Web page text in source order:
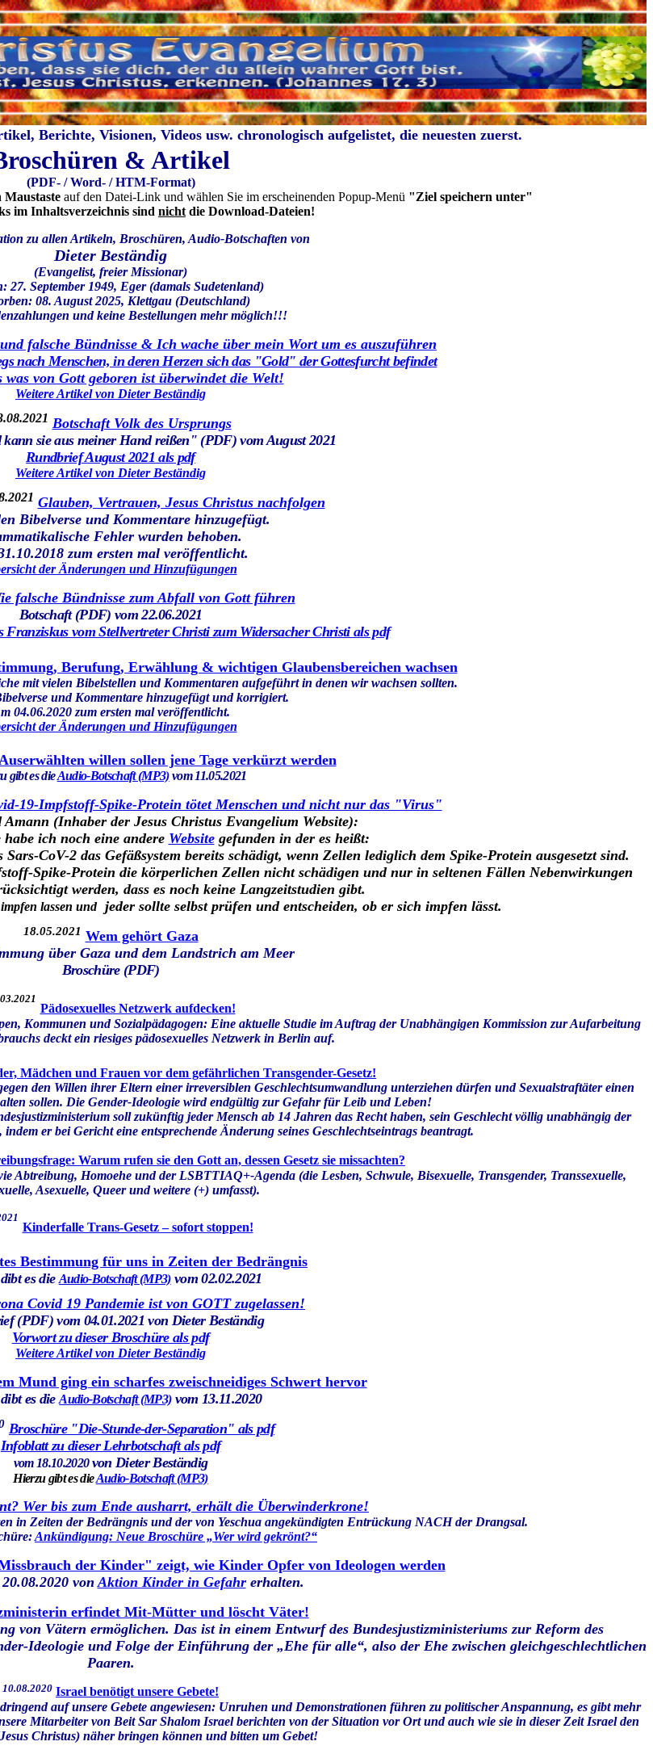
Berichte, Visionen, Videos usw. chronologisch aufgelistet, die neuesten zuerst.
& Artikel
(PDF- / Word- / HTM-Format)
Maustasteauf den Datei-Link und wählen Sie im erscheinenden Popup-Menü "Ziel speichern unter"
im Inhaltsverzeichnis sind nicht die Download-Dateien!
zu allen Artikeln, Broschüren, Audio-Botschaften von
Dieter Beständig
(Evangelist, freier Missionar)
27. September 1949, Eger (damals Sudetenland)
08. August 2025, Klettgau (Deutschland)
und keine Bestellungen mehr möglich!!!
falsche Bündnisse & Ich wache über mein Wort um es auszuführen
nach Menschen, in deren Herzen sich das "Gold" der Gottesfurcht befindet
was von Gott geboren ist überwindet die Welt!
Weitere Artikel von Dieter Beständig
Botschaft Volk des Ursprungs
sie aus meiner Hand reißen" (PDF) vom August 2021
Rundbrief August 2021 als pdf
Weitere Artikel von Dieter Beständig
Glauben, Vertrauen, Jesus Christus nachfolgen
Bibelverse und Kommentare hinzugefügt.
Fehler wurden behoben.
zum ersten mal veröffentlicht.
der Änderungen und Hinzufügungen
falsche Bündnisse zum Abfall von Gott führen
Botschaft (PDF) vom 22.06.2021
Franziskus vom Stellvertreter Christi zum Widersacher Christi als pdf
Berufung, Erwählung & wichtigen Glaubensbereichen wachsen
mit vielen Bibelstellen und Kommentaren aufgeführt in denen wir wachsen sollten.
und Kommentare hinzugefügt und korrigiert.
04.06.2020 zum ersten mal veröffentlicht.
der Änderungen und Hinzufügungen
willen sollen jene Tage verkürzt werden
gibt es dieAudio-Botschaft (MP3)vom 11.05.2021
19-Impfstoff-Spike-Protein tötet Menschen und nicht nur das "Virus"
(Inhaber der Jesus Christus Evangelium Website):
ich noch eine andere Websitegefunden in der es heißt:
CoV-2 das Gefäßsystem bereits schädigt, wenn Zellen lediglich dem Spike-Protein ausgesetzt sind.
Spike-Protein die körperlichen Zellen nicht schädigen und nur in seltenen Fällen Nebenwirkungen
werden, dass es noch keine Langzeitstudien gibt.
lassen undjeder sollte selbst prüfen und entscheiden, ob er sich impfen lässt.
18.05.2021 Wem gehört Gaza
über Gaza und dem Landstrich am Meer
Broschüre(PDF)
Pädosexuelles Netzwerk aufdecken!
Kommunen und Sozialpädagogen: Eine aktuelle Studie im Auftrag der Unabhängigen Kommission zur Aufarbeitung
deckt ein riesiges pädosexuelles Netzwerk in Berlin auf.
Mädchen und Frauen vor dem gefährlichen Transgender-Gesetz!
den Willen ihrer Eltern einer irreversiblen Geschlechtsumwandlung unterziehen dürfen und Sexualstraftäter einen
sollen. Die Gender-Ideologie wird endgültig zur Gefahr für Leib und Leben!
soll zukünftig jeder Mensch ab 14 Jahren das Recht haben, sein Geschlecht völlig unabhängig der
er bei Gericht eine entsprechende Änderung seines Geschlechtseintrags beantragt.
Warum rufen sie den Gott an, dessen Gesetz sie missachten?
Abtreibung, Homoehe und der LSBTTIAQ+-Agenda (die Lesben, Schwule, Bisexuelle, Transgender, Transsexuelle,
Asexuelle, Queer und weitere (+) umfasst).
Kinderfalle Trans-Gesetz – sofort stoppen!
Bestimmung für uns in Zeiten der Bedrängnis
es dieAudio-Botschaft (MP3)vom 02.02.2021
Covid 19 Pandemie ist von GOTT zugelassen!
(PDF) vom 04.01.2021 von Dieter Beständig
Vorwort zu dieser Broschüre als pdf
Weitere Artikel von Dieter Beständig
Mund ging ein scharfes zweischneidiges Schwert hervor
es dieAudio-Botschaft (MP3)vom 13.11.2020
Broschüre "Die-Stunde-der-Separation" als pdf
Infoblatt zu dieser Lehrbotschaft als pdf
vom 18.10.2020von Dieter Beständig
Hierzu gibt es dieAudio-Botschaft (MP3)
Wer bis zum Ende ausharrt, erhält die Überwinderkrone!
in Zeiten der Bedrängnis und der von Yeschua angekündigten Entrückung NACH der Drangsal.
Ankündigung: Neue Broschüre „Wer wird gekrönt?“
der Kinder" zeigt, wie Kinder Opfer von Ideologen werden
vonAktion Kinder in Gefahrerhalten.
erfindet Mit-Mütter und löscht Väter!
Vätern ermöglichen. Das ist in einem Entwurf des Bundesjustizministeriums zur Reform des
Ideologie und Folge der Einführung der „Ehe für alle“, also der Ehe zwischen gleichgeschlechtlichen
Paaren.
10.08.2020 Israel benötigt unsere Gebete!
auf unsere Gebete angewiesen: Unruhen und Demonstrationen führen zu politischer Anspannung, es gibt mehr
Mitarbeiter von Beit Sar Shalom Israel berichten von der Situation vor Ort und auch wie sie in dieser Zeit Israel den
Christus) näher bringen können und bitten um Gebet!